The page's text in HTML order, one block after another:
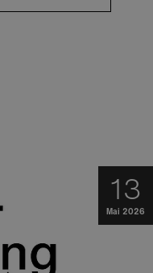
13
Mai 2026